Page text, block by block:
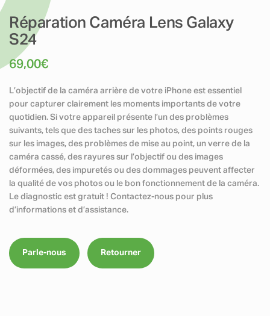
Réparation Caméra Lens Galaxy
S24
69,00€
L’objectif de la caméra arrière de votre iPhone est essentiel
pour capturer clairement les moments importants de votre
quotidien. Si votre appareil présente l’un des problèmes
suivants, tels que des taches sur les photos, des points rouges
sur les images, des problèmes de mise au point, un verre de la
caméra cassé, des rayures sur l’objectif ou des images
déformées, des impuretés ou des dommages peuvent affecter
la qualité de vos photos ou le bon fonctionnement de la caméra.
Le diagnostic est gratuit ! Contactez-nous pour plus
d’informations et d’assistance.
Parle-nous Retourner